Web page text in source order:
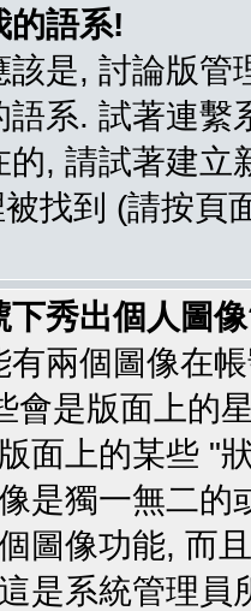
的語系!
是, 討論版
系. 試著連
的, 請試著建
找到 (請按頁
下秀出個人圖
兩個圖像在
會是版面上的
面上的某些 "
是獨一無二
圖像功能, 而
是系統管理